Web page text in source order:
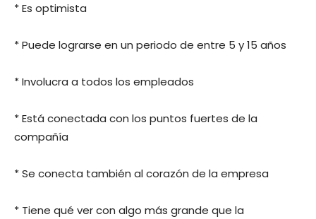
* Es optimista
* Puede lograrse en un periodo de entre 5 y 15 años
* Involucra a todos los empleados
* Está conectada con los puntos fuertes de la
compañía
* Se conecta también al corazón de la empresa
* Tiene qué ver con algo más grande que la